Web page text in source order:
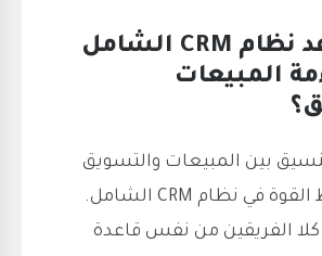
هل يساعد نظام CRM الشامل
المبيعات
بين المبيعات والتسويق
أحد أكبر نقاط القوة في نظام CRM الشامل.
الفريقين من نفس قاعدة